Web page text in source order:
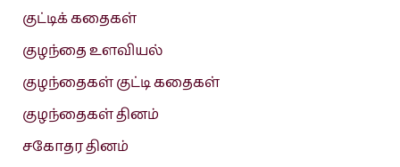
குட்டிக் கதைகள்
குழந்தை உளவியல்
குழந்தைகள் குட்டி கதைகள்
குழந்தைகள் தினம்
சகோதர தினம்